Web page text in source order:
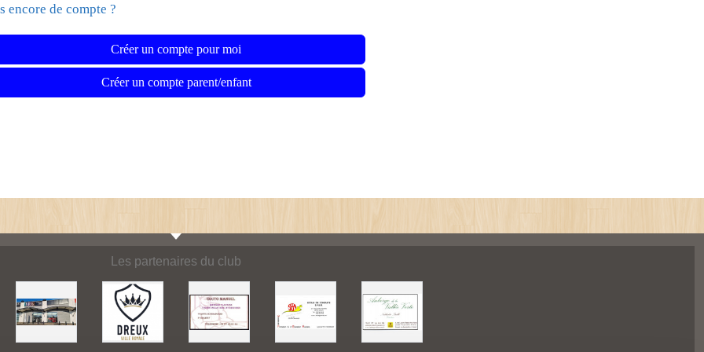
encore de compte ?
Créer un compte pour moi
Créer un compte parent/enfant
Les partenaires du club